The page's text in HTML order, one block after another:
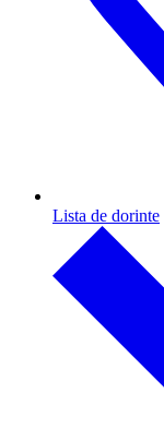
Lista de dorinte